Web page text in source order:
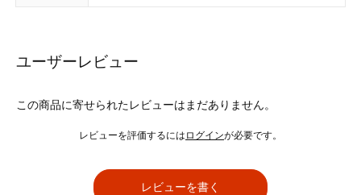
ユーザーレビュー
この商品に寄せられたレビューはまだありません。
レビューを評価するには ログインが必要です。
レビューを書く